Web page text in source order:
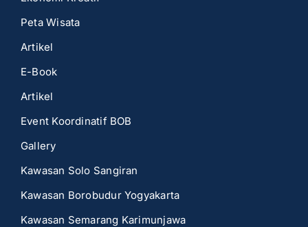
Peta Wisata
Artikel
E-Book
Artikel
Event Koordinatif BOB
Gallery
Kawasan Solo Sangiran
Kawasan Borobudur Yogyakarta
Kawasan Semarang Karimunjawa